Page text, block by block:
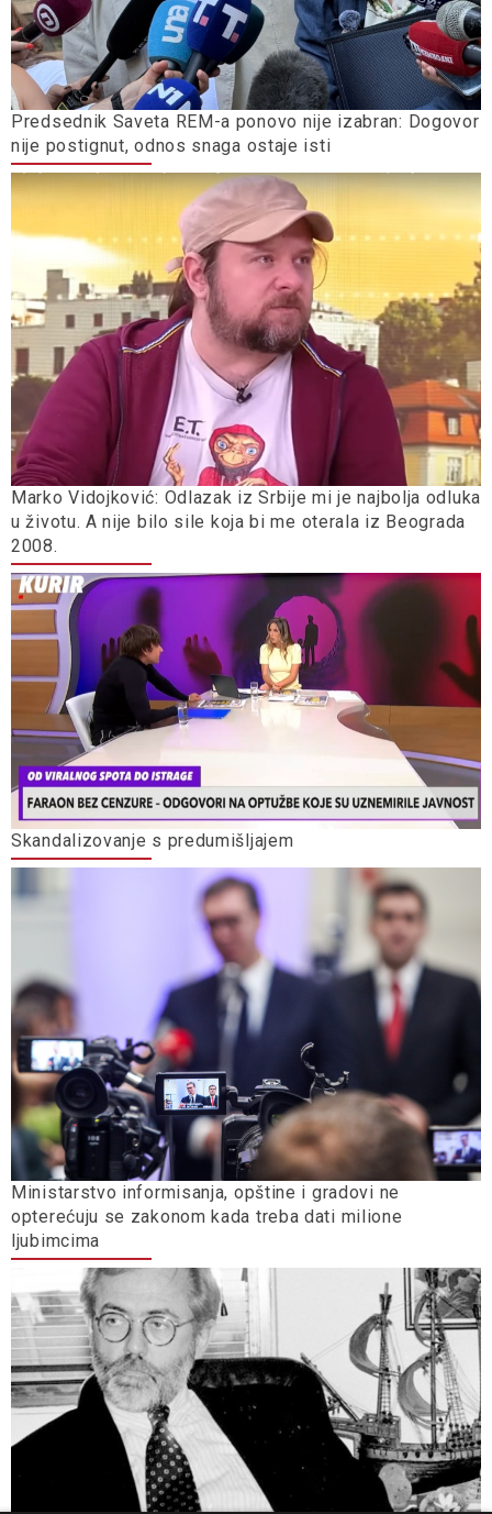
Predsednik Saveta REM-a ponovo nije izabran: Dogovor
nije postignut, odnos snaga ostaje isti
Marko Vidojković: Odlazak iz Srbije mi je najbolja odluka
u životu. A nije bilo sile koja bi me oterala iz Beograda
2008.
Skandalizovanje s predumišljajem
Ministarstvo informisanja, opštine i gradovi ne
opterećuju se zakonom kada treba dati milione
ljubimcima